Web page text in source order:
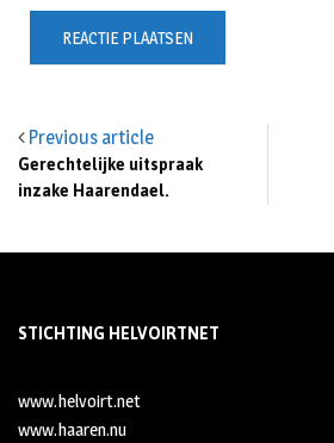
Previous article
Gerechtelijke uitspraak
inzake Haarendael.
STICHTING HELVOIRTNET
www.helvoirt.net
www.haaren.nu